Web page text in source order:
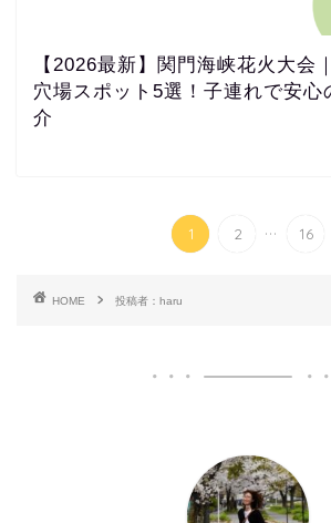
【2026最新】関門海峡花火大会
穴場スポット5選！子連れで安心
介
1 2 ... 16
HOME 投稿者：haru